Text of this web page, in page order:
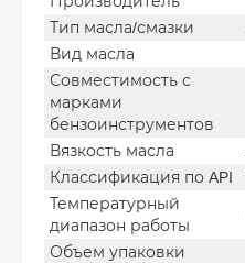
Тип масла/смазки
Вид масла
Совместимость с
марками
бензоинструментов
Вязкость масла
Классификация по API
Температурный
диапазон работы
Объем упаковки